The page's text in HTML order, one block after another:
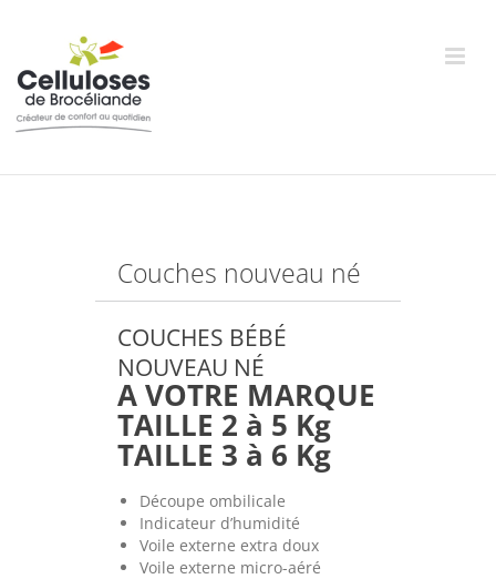
Couches nouveau né
COUCHES BÉBÉ
NOUVEAU NÉ
A VOTRE MARQUE
TAILLE 2 à 5 Kg
TAILLE 3 à 6 Kg
Découpe ombilicale
Indicateur d’humidité
Voile externe extra doux
Voile externe micro-aéré